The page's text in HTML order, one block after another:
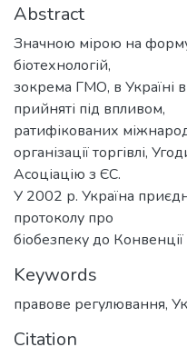
Abstract
Значною мірою на
біотехнологій,
зокрема ГМО, в Україні
прийняті під впливом,
ратифікованих
організації торгівлі,
Асоціацію з ЄС.
У 2002 р. Україна
протоколу про
біобезпеку до Конвенції
Keywords
правове регулювання,
Citation